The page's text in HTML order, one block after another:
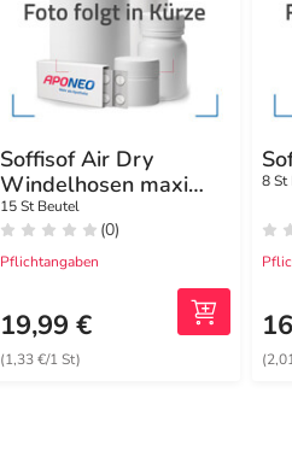
Soffisof Air Dry
Windelhosen maxi
plus groß L
15 St Beutel
(0)
Pflichtangaben
19,99 €
(1,33 €/1 St)
8 St